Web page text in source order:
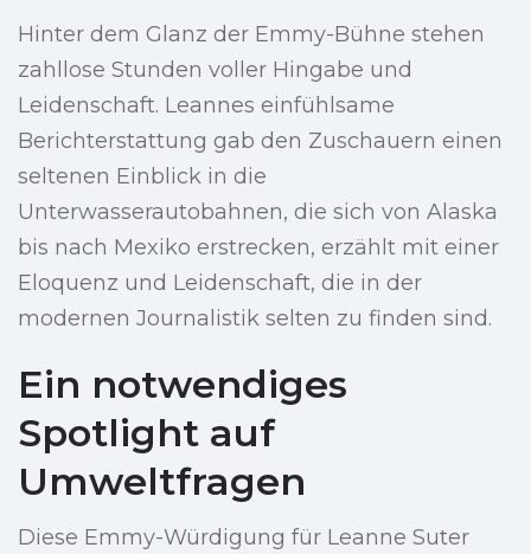
Hinter dem Glanz der Emmy-Bühne stehen
zahllose Stunden voller Hingabe und
Leidenschaft. Leannes einfühlsame
Berichterstattung gab den Zuschauern einen
seltenen Einblick in die
Unterwasserautobahnen, die sich von Alaska
bis nach Mexiko erstrecken, erzählt mit einer
Eloquenz und Leidenschaft, die in der
modernen Journalistik selten zu finden sind.
Ein notwendiges
Spotlight auf
Umweltfragen
Diese Emmy-Würdigung für Leanne Suter